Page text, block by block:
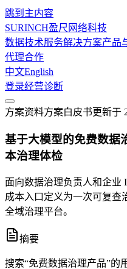
跳到主内容
SURINCH盈尺网络科技
数据技术服务解决方案产品
代理合作
中文English
登录经营诊断
方案资料方案白皮书更新于
基于大模型的免费数据
本治理体检
面向数据治理负责人和企业
成本入口定义为一次可复查
全域治理平台。
摘要
搜索“免费数据治理产品”的